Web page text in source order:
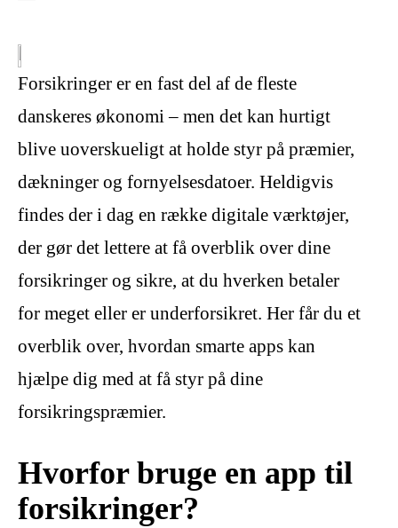
Forsikringer er en fast del af de fleste
danskeres økonomi – men det kan hurtigt
blive uoverskueligt at holde styr på præmier,
dækninger og fornyelsesdatoer. Heldigvis
findes der i dag en række digitale værktøjer,
der gør det lettere at få overblik over dine
forsikringer og sikre, at du hverken betaler
for meget eller er underforsikret. Her får du et
overblik over, hvordan smarte apps kan
hjælpe dig med at få styr på dine
forsikringspræmier.
Hvorfor bruge en app til
forsikringer?